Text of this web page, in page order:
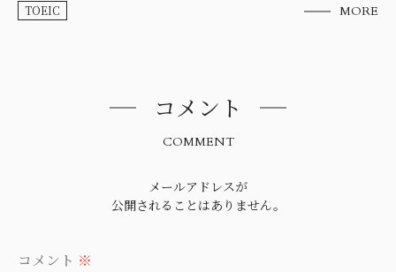
TOEIC MORE
コメント
COMMENT
メールアドレスが
公開されることはありません。
コメント ※